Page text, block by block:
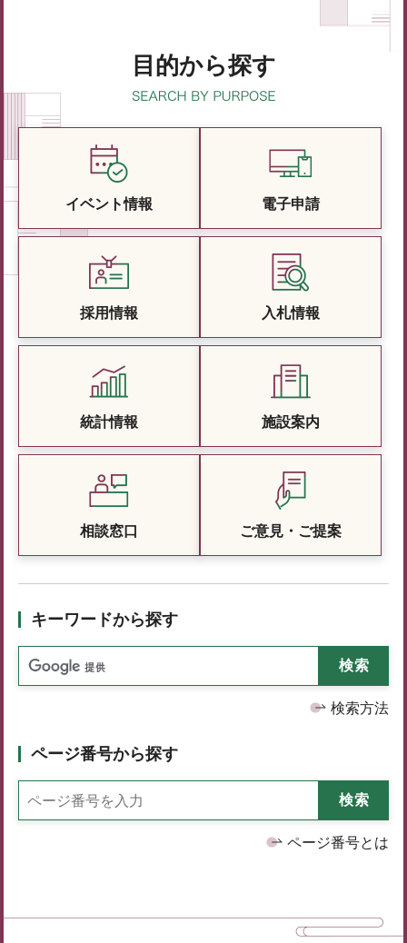
目的から探す
イベント情報 電子申請
採用情報 入札情報
統計情報 施設案内
相談窓口 ご意見・ご提案
キーワードから探す
検索方法
ページ番号から探す
ページ番号とは